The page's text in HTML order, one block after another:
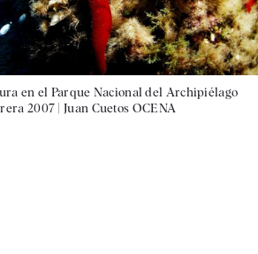
en el Parque Nacional del Archipiélago
2007 |Juan Cuetos OCENA